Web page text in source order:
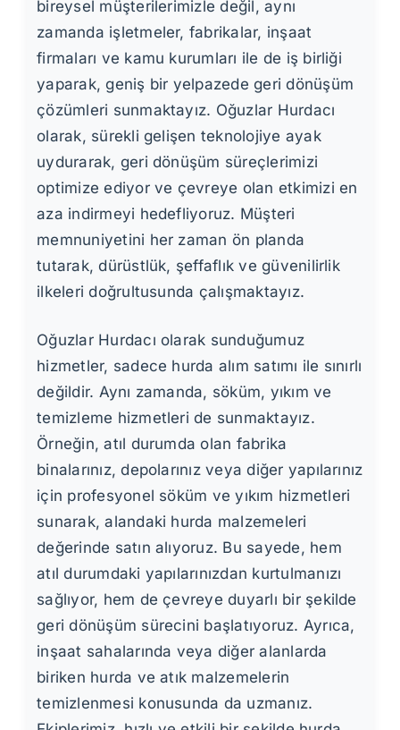
bireysel müşterilerimizle değil, aynı
zamanda işletmeler, fabrikalar, inşaat
firmaları ve kamu kurumları ile de iş birliği
yaparak, geniş bir yelpazede geri dönüşüm
çözümleri sunmaktayız. Oğuzlar Hurdacı
olarak, sürekli gelişen teknolojiye ayak
uydurarak, geri dönüşüm süreçlerimizi
optimize ediyor ve çevreye olan etkimizi en
aza indirmeyi hedefliyoruz. Müşteri
memnuniyetini her zaman ön planda
tutarak, dürüstlük, şeffaflık ve güvenilirlik
ilkeleri doğrultusunda çalışmaktayız.
Oğuzlar Hurdacı olarak sunduğumuz
hizmetler, sadece hurda alım satımı ile sınırlı
değildir. Aynı zamanda, söküm, yıkım ve
temizleme hizmetleri de sunmaktayız.
Örneğin, atıl durumda olan fabrika
binalarınız, depolarınız veya diğer yapılarınız
için profesyonel söküm ve yıkım hizmetleri
sunarak, alandaki hurda malzemeleri
değerinde satın alıyoruz. Bu sayede, hem
atıl durumdaki yapılarınızdan kurtulmanızı
sağlıyor, hem de çevreye duyarlı bir şekilde
geri dönüşüm sürecini başlatıyoruz. Ayrıca,
inşaat sahalarında veya diğer alanlarda
biriken hurda ve atık malzemelerin
temizlenmesi konusunda da uzmanız.